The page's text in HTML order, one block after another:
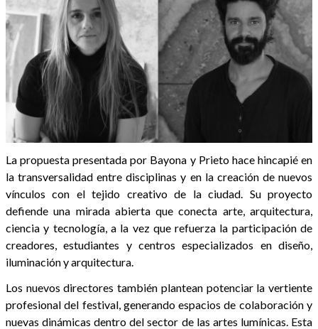
La propuesta presentada por Bayona y Prieto hace hincapié en
la transversalidad entre disciplinas y en la creación de nuevos
vínculos con el tejido creativo de la ciudad. Su proyecto
defiende una mirada abierta que conecta arte, arquitectura,
ciencia y tecnología, a la vez que refuerza la participación de
creadores, estudiantes y centros especializados en diseño,
iluminación y arquitectura.
Los nuevos directores también plantean potenciar la vertiente
profesional del festival, generando espacios de colaboración y
nuevas dinámicas dentro del sector de las artes lumínicas. Esta